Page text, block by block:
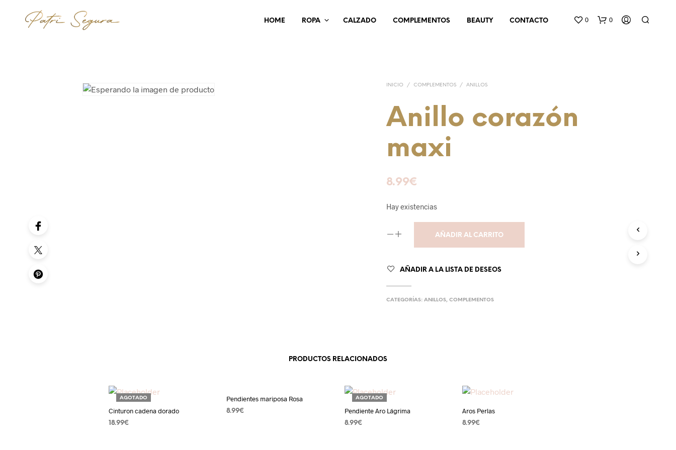
HOME ROPA CALZADO COMPLEMENTOS BEAUTY CONTACTO 0 0
INICIO / COMPLEMENTOS / ANILLOS
Anillo corazón
maxi
8.99€
Hay existencias
AÑADIR AL CARRITO
AÑADIR A LA LISTA DE DESEOS
CATEGORÍAS:ANILLOS,COMPLEMENTOS
PRODUCTOS RELACIONADOS
AGOTADO
Cinturon cadena dorado
18.99€
Pendientes mariposa Rosa
8.99€
AGOTADO
Pendiente Aro Lágrima
8.99€
Aros Perlas
8.99€